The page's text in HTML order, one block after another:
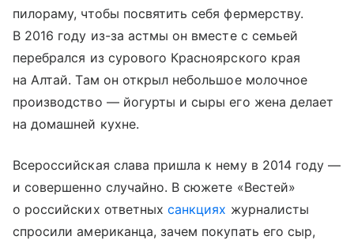
пилораму, чтобы посвятить себя фермерству.
В 2016 году из-за астмы он вместе с семьей
перебрался из сурового Красноярского края
на Алтай. Там он открыл небольшое молочное
производство — йогурты и сыры его жена делает
на домашней кухне.
Всероссийская слава пришла к нему в 2014 году —
и совершенно случайно. В сюжете «Вестей»
о российских ответныхсанкциях журналисты
спросили американца, зачем покупать его сыр,